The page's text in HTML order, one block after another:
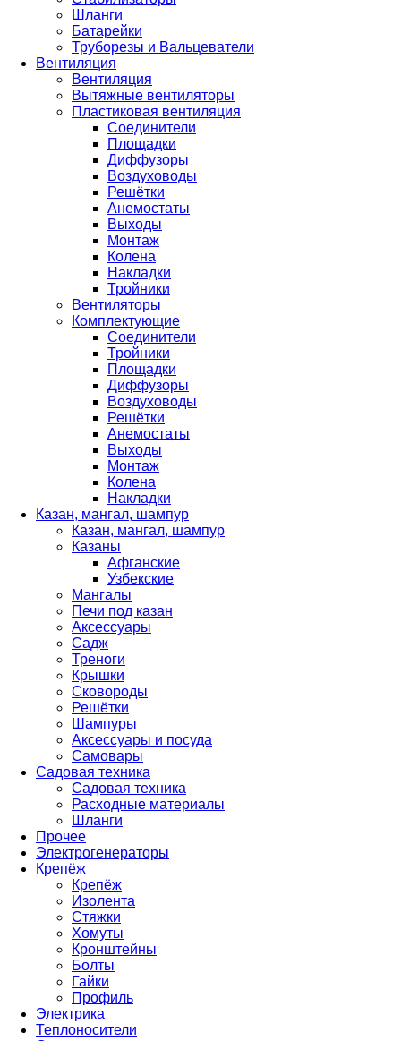
Шланги
Батарейки
Труборезы и Вальцеватели
Вентиляция
Вентиляция
Вытяжные вентиляторы
Пластиковая вентиляция
Соединители
Площадки
Диффузоры
Воздуховоды
Решётки
Анемостаты
Выходы
Монтаж
Колена
Накладки
Тройники
Вентиляторы
Комплектующие
Соединители
Тройники
Площадки
Диффузоры
Воздуховоды
Решётки
Анемостаты
Выходы
Монтаж
Колена
Накладки
Казан, мангал, шампур
Казан, мангал, шампур
Казаны
Афганские
Узбекские
Мангалы
Печи под казан
Аксессуары
Садж
Треноги
Крышки
Сковороды
Решётки
Шампуры
Аксессуары и посуда
Самовары
Садовая техника
Садовая техника
Расходные материалы
Шланги
Прочее
Электрогенераторы
Крепёж
Крепёж
Изолента
Стяжки
Хомуты
Кронштейны
Болты
Гайки
Профиль
Электрика
Теплоносители